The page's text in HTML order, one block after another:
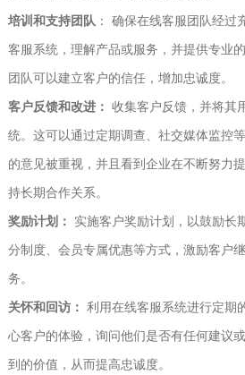
培训和支持团队 ： 确保在线客服团队经过
客服系统，理解产品或服务，并提供专业
团队可以建立客户的信任，增加忠诚度。
客户反馈和改进： 收集客户反馈，并将其
统。这可以通过定期调查、社交媒体监控
的意见被重视，并且看到企业在不断努力
持长期合作关系。
奖励计划： 实施客户奖励计划，以鼓励长
分制度、会员专属优惠等方式，激励客户
务。
关怀和回访： 利用在线客服系统进行定期
心客户的体验，询问他们是否有任何建议
到的价值，从而提高忠诚度。